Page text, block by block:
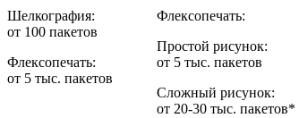
Шелкография:
от 100 пакетов
Флексопечать:
от 5 тыс. пакетов
Флексопечать:
Простой рисунок:
от 5 тыс. пакетов
Сложный рисунок:
от 20-30 тыс. пакетов*